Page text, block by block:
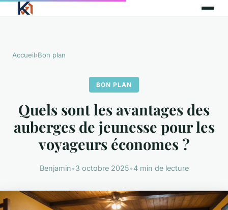
Accueil›Bon plan
BON PLAN
Quels sont les avantages des
auberges de jeunesse pour les
voyageurs économes ?
Benjamin•3 octobre 2025•4 min de lecture